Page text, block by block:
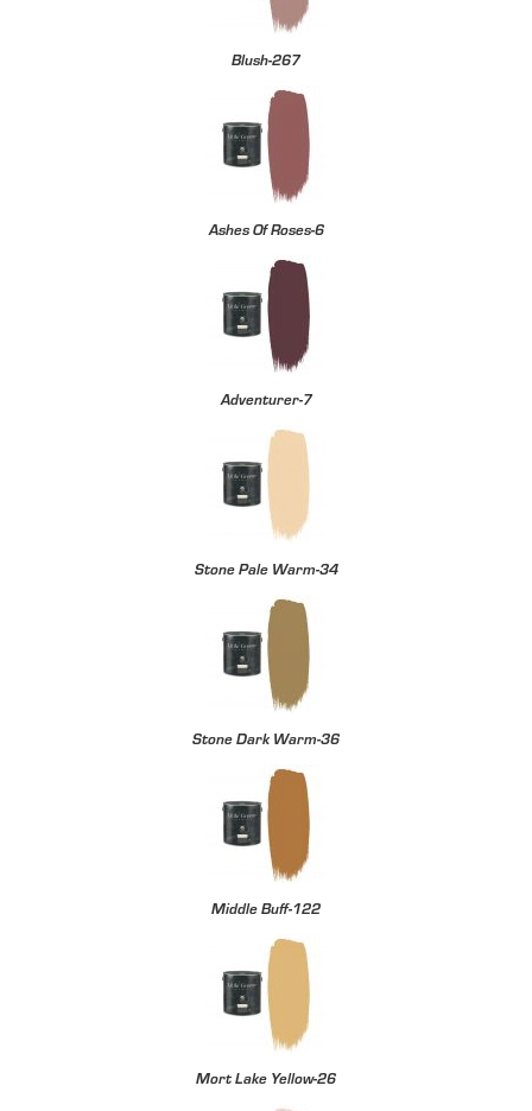
Blush-267
Ashes Of Roses-6
Adventurer-7
Stone Pale Warm-34
Stone Dark Warm-36
Middle Buff-122
Mort Lake Yellow-26